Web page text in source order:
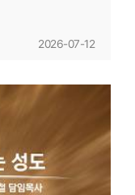
2026-07-12